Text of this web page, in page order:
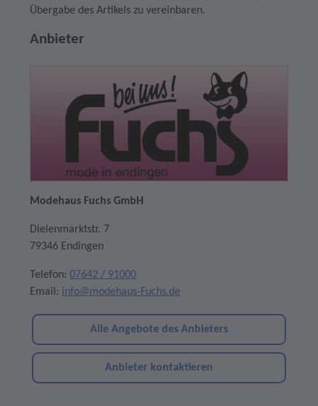
Übergabe des Artikels zu vereinbaren.
Anbieter
Modehaus Fuchs GmbH
Dielenmarktstr. 7
79346 Endingen
Telefon: 07642 / 91000
Email: info@modehaus-Fuchs.de
Alle Angebote des Anbieters
Anbieter kontaktieren